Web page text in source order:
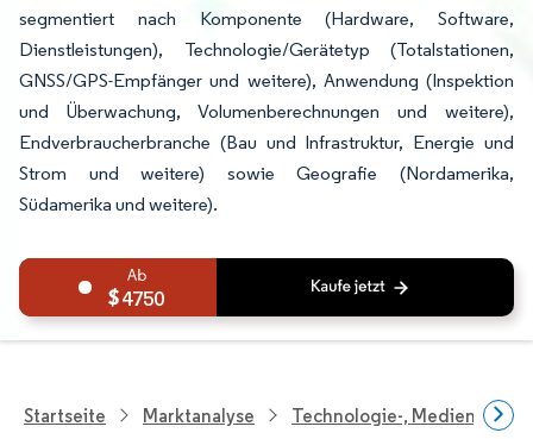
segmentiert nach Komponente (Hardware, Software,
Dienstleistungen), Technologie/Gerätetyp (Totalstationen,
GNSS/GPS-Empfänger und weitere), Anwendung (Inspektion
und Überwachung, Volumenberechnungen und weitere),
Endverbraucherbranche (Bau und Infrastruktur, Energie und
Strom und weitere) sowie Geografie (Nordamerika,
Südamerika und weitere).
4750
Startseite Marktanalyse Technologie-, Medien- Und